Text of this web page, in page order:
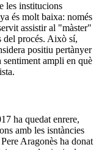
les institucions
és molt baixa: només
assistir al "màster"
del procés. Això sí,
positiu pertànyer
ampli en què
ha quedat enrere,
amb les isntàncies
Aragonès ha donat